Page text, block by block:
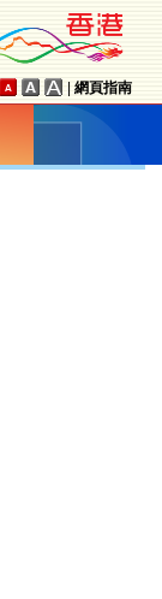
網頁指南